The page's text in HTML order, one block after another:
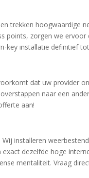
trekken hoogwaardige
points, zorgen we ervoor
key installatie definitief
dat uw provider
naar een
aan!
installeren
dezelfde hoge
mentaliteit. Vraag